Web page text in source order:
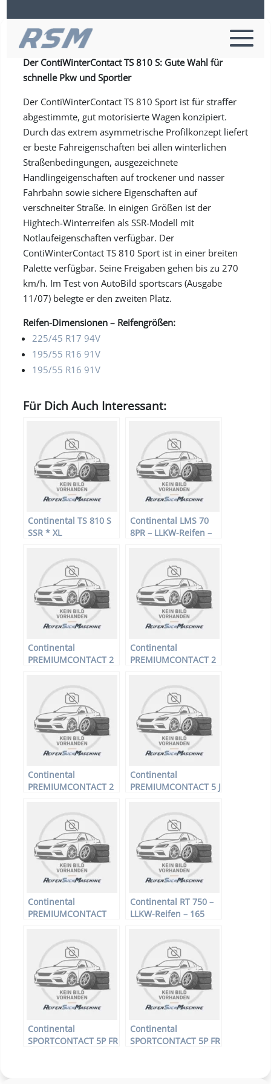
Continental TS 810 S SSR XL
Der ContiWinterContact TS 810 S: Gute Wahl für
schnelle Pkw und Sportler
Der ContiWinterContact TS 810 Sport ist für straffer
abgestimmte, gut motorisierte Wagen konzipiert.
Durch das extrem asymmetrische Profilkonzept liefert
er beste Fahreigenschaften bei allen winterlichen
Straßenbedingungen, ausgezeichnete
Handlingeigenschaften auf trockener und nasser
Fahrbahn sowie sichere Eigenschaften auf
verschneiter Straße. In einigen Größen ist der
Hightech-Winterreifen als SSR-Modell mit
Notlaufeigenschaften verfügbar. Der
ContiWinterContact TS 810 Sport ist in einer breiten
Palette verfügbar. Seine Freigaben gehen bis zu 270
km/h. Im Test von AutoBild sportscars (Ausgabe
11/07) belegte er den zweiten Platz.
Reifen-Dimensionen – Reifengrößen:
225/45 R17 94V
195/55 R16 91V
195/55 R16 91V
Für Dich Auch Interessant:
Continental TS 810 S
SSR * XL
Continental LMS 70
8PR – LLKW-Reifen –
Winterreifen
Continental
PREMIUMCONTACT 2
195/55 R16 87H –
Sommerreifen
Continental
PREMIUMCONTACT 2
– 215/45 R16 90V –
Sommerreifen
Continental
PREMIUMCONTACT 2
Reifen – 235/55 R17
99W – Sommerreifen
Continental
PREMIUMCONTACT 5 J
205/55 R17 95Y –
Sommerreifen
Continental
PREMIUMCONTACT
195/55 R16 87T –
Sommerreifen
Continental RT 750 –
LLKW-Reifen – 165
Winterreifen
Continental
SPORTCONTACT 5P FR
Continental
SPORTCONTACT 5P FR